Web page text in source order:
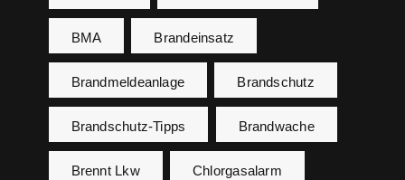
BMA Brandeinsatz
Brandmeldeanlage Brandschutz
Brandschutz-Tipps Brandwache
Brennt Lkw Chlorgasalarm